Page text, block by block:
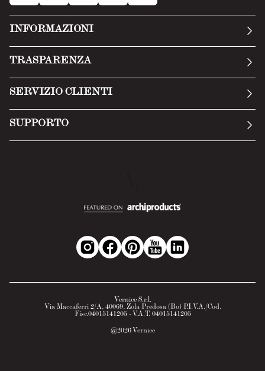
INFORMAZIONI
TRASPARENZA
Privacy Policy
SERVIZIO CLIENTI
SUPPORTO
@2026Vernice
Vernice S.r.l.
Via Maccaferri 2/A, 40069, Zola Predosa (Bo) P.I.V.A./Cod.
Fisc.04015141205 - V.A.T. 04015141205